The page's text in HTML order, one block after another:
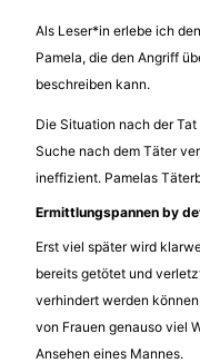
Als Leser*in erlebe ich
Pamela, die den Angriff
beschreiben kann.
Die Situation nach der
Suche nach dem Täter
ineffizient. Pamelas
Ermittlungspannen by
Erst viel später wird
bereits getötet und
verhindert werden
von Frauen genauso viel
Ansehen eines Mannes.